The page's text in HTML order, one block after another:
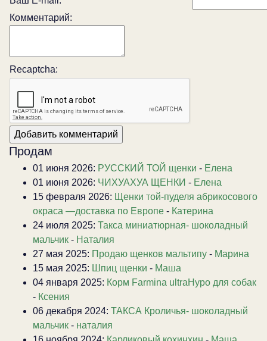
Комментарий:
Recaptcha:
Продам
01 июня 2026: РУССКИЙ ТОЙ щенки - Елена
01 июня 2026: ЧИХУАХУА ЩЕНКИ - Елена
15 февраля 2026: Щенки той-пуделя абрикосового
окраса —доставка по Европе - Катерина
24 июля 2025: Такса миниатюрная- шоколадный
мальчик - Наталия
27 мая 2025: Продаю щенков мальтипу - Марина
15 мая 2025: Шпиц щенки - Маша
04 января 2025: Корм Farmina ultraHypo для собак
- Ксения
06 декабря 2024: ТАКСА Кроличья- шоколадный
мальчик - наталия